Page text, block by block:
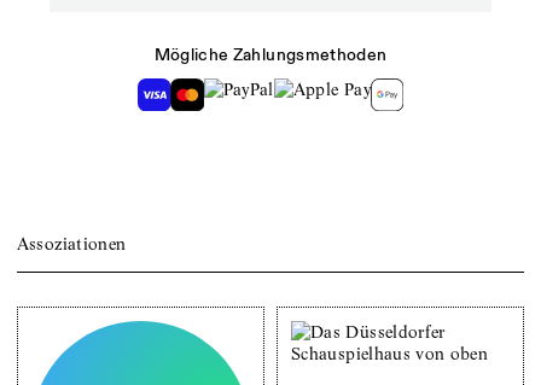
Mögliche Zahlungsmethoden
Assoziationen